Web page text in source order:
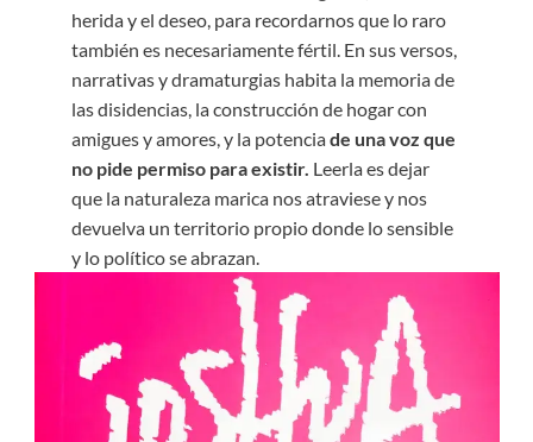
herida y el deseo, para recordarnos que lo raro
también es necesariamente fértil. En sus versos,
narrativas y dramaturgias habita la memoria de
las disidencias, la construcción de hogar con
amigues y amores, y la potenciade una voz que
no pide permiso para existir. Leerla es dejar
que la naturaleza marica nos atraviese y nos
devuelva un territorio propio donde lo sensible
y lo político se abrazan.